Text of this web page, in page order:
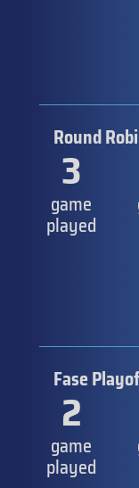
Round
3
game
played
Fase
2
game
played